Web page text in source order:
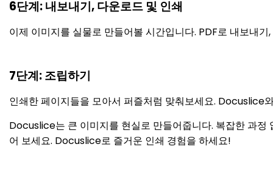
6단계: 내보내기, 다운로드 및 인쇄
이제 이미지를 실물로 만들어볼 시간입니다. PDF로 내보내기
7단계: 조립하기
인쇄한 페이지들을 모아서 퍼즐처럼 맞춰보세요. Docuslice
Docuslice는 큰 이미지를 현실로 만들어줍니다. 복잡한 과정
어 보세요. Docuslice로 즐거운 인쇄 경험을 하세요!